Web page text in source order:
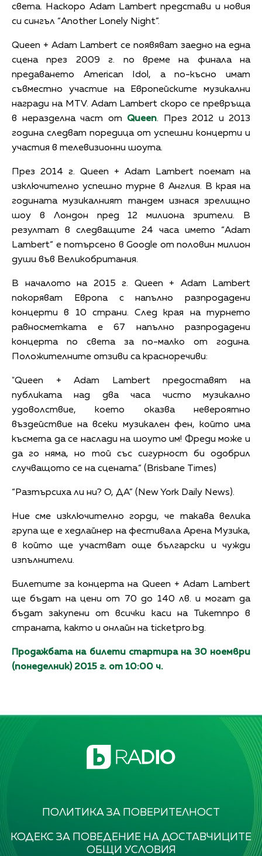
света. Наскоро Adam Lambert представи и новия
си сингъл “Another Lonely Night”.
Queen + Adam Lambert се появяват заедно на една
сцена през 2009 г. по време на финала на
предаването American Idol, а по-късно имат
съвместно участие на Европейските музикални
награди на MTV. Adam Lambert скоро се превръща
в неразделна част от Queen. През 2012 и 2013
година следват поредица от успешни концерти и
участия в телевизионни шоута.
През 2014 г. Queen + Adam Lambert поемат на
изключително успешно турне в Англия. В края на
годината музикалният тандем изнася зрелищно
шоу в Лондон пред 12 милиона зрители. В
резултат в следващите 24 часа името “Adam
Lambert“ е потърсено в Google от половин милион
души във Великобритания.
В началото на 2015 г. Queen + Adam Lambert
покоряват Европа с напълно разпродадени
концерти в 10 страни. След края на турнето
равносметката е 67 напълно разпродадени
концерта по света за по-малко от година.
Положителните отзиви са красноречиви:
"Queen + Adam Lambert предоставят на
публиката над два часа чисто музикално
удоволствие, което оказва невероятно
въздействие на всеки музикален фен, който има
късмета да се наслади на шоуто им! Фреди може и
да го няма, но той със сигурност би одобрил
случващото се на сцената.“ (Brisbane Times)
“Разтърсиха ли ни? О, ДА” (New York Daily News).
Ние сме изключително горди, че такава велика
група ще е хедлайнер на фестивала Арена Музика,
в който ще участват още български и чужди
изпълнители.
Билетите за концерта на Queen + Adam Lambert
ще бъдат на цени от 70 до 140 лв. и могат да
бъдат закупени от всички каси на Тикетпро в
страната, както и онлайн на ticketpro.bg.
Продажбата на билети стартира на 30 ноември
(понеделник) 2015 г. от 10:00 ч.
ПОЛИТИКА ЗА ПОВЕРИТЕЛНОСТ
КОДЕКС ЗА ПОВЕДЕНИЕ НА ДОСТАВЧИЦИТЕ
ОБЩИ УСЛОВИЯ